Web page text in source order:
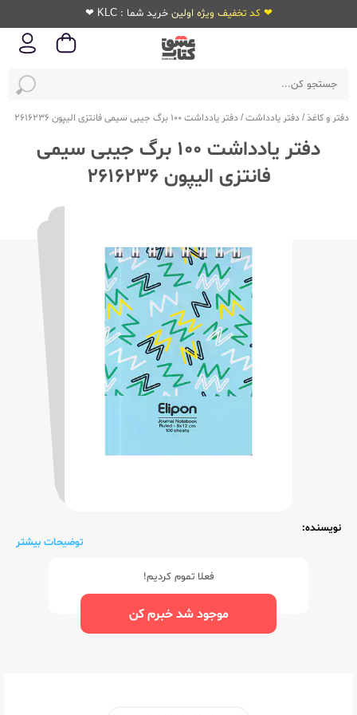
❤ کد تخفیف ویژه اولین خرید شما : KLC ❤
دفتر و کاغذ/دفتر یادداشت/دفتر یادداشت 100 برگ جیبی سیمی فانتزی الیپون 2616236
دفتر یادداشت 100 برگ جیبی سیمی
فانتزی الیپون 2616236
نویسنده:
توضیحات بیشتر
فعلا تموم کردیم!
موجود شد خبرم کن